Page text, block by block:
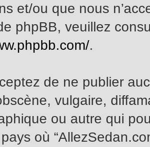
et/ou que nous
phpBB, veuillez
.
de ne publier
vulgaire,
ou autre qui
où